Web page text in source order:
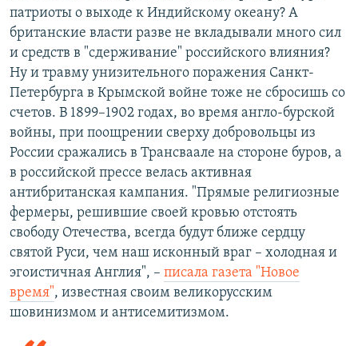
патриоты о выходе к Индийскому океану? А
британские власти разве не вкладывали много сил
и средств в "сдерживание" российского влияния?
Ну и травму унизительного поражения Санкт-
Петербурга в Крымской войне тоже не сбросишь со
счетов. В 1899–1902 годах, во время англо-бурской
войны, при поощрении сверху добровольцы из
России сражались в Трансваале на стороне буров, а
в российской прессе велась активная
антибританская кампания. "Прямые религиозные
фермеры, решившие своей кровью отстоять
свободу Отечества, всегда будут ближе сердцу
святой Руси, чем наш исконный враг – холодная и
эгоистичная Англия", – писала газета "Новое
время", известная своим великорусским
шовинизмом и антисемитизмом.